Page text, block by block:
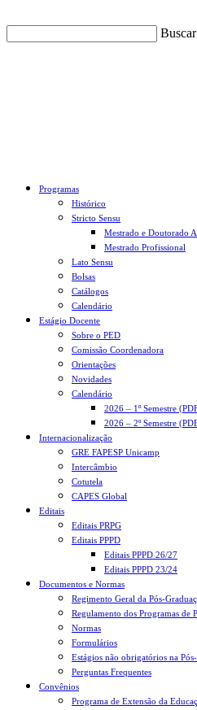
Programas
Histórico
Stricto Sensu
Mestrado e Doutorado
Mestrado Profissional
Lato Sensu
Bolsas
Catálogos
Calendário
Estágio Docente
Sobre o PED
Comissão Coordenadora
Orientações
Novidades
Calendário
2026 – 1º Semestre
2026 – 2º Semestre
Internacionalização
GRE FAPESP Unicamp
Intercâmbio
Cotutela
CAPES Global
Editais
Editais PRPG
Editais PPPD
Editais PPPD 26/27
Editais PPPD 23/24
Documentos e Normas
Regimento Geral da Pós-
Regulamento dos Programas de
Normas
Formulários
Estágios não obrigatórios na
Perguntas Frequentes
Convênios
Programa de Extensão da